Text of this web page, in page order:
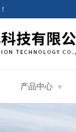
！
产品中心